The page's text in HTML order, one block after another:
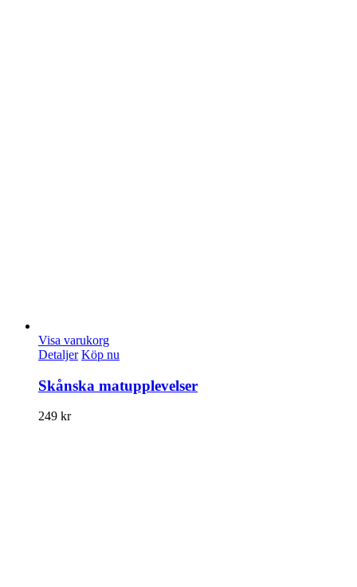
Visa varukorg
Detaljer Köp nu
Skånska matupplevelser
249 kr